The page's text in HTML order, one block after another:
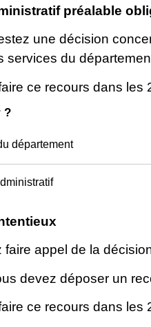
préalable
une décision
services du
ce recours dans les
?
département
faire appel de la
devez déposer un
ce recours dans les